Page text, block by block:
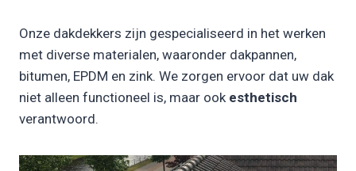
Onze dakdekkers zijn gespecialiseerd in het werken
met diverse materialen, waaronder dakpannen,
bitumen, EPDM en zink. We zorgen ervoor dat uw dak
niet alleen functioneel is, maar ook esthetisch
verantwoord.